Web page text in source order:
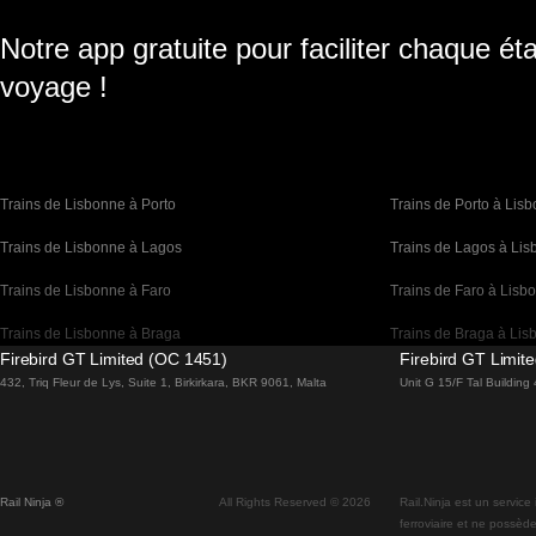
Notre app gratuite pour faciliter chaque
voyage !
Trains de Lisbonne à Porto Trains de Porto à
Trains de Lisbonne à Lagos Trains de Lagos à
Trains de Lisbonne à Faro Trains de Faro à
Trains de Lisbonne à Braga Trains de Braga à
Trains de Barcelone à Madrid Trains de Madrid à
Trains de Madrid à Séville Trains de Séville à
Firebird GT Limited (OC 1451)
432, Triq Fleur de Lys, Suite 1, Birkirkara, BKR 9061, Malta
Firebird GT
Unit G 15/F Tal
Rail Ninja ® All Rights Reserved © 2026
Rail.Ninja est un
ferroviaire et ne